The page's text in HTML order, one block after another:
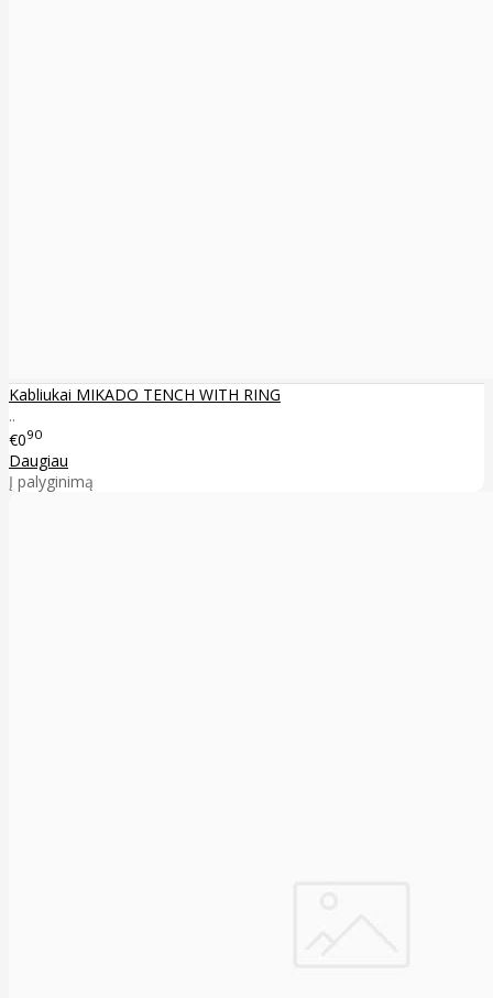
Kabliukai MIKADO TENCH WITH RING
..
€090
Daugiau
Į palyginimą